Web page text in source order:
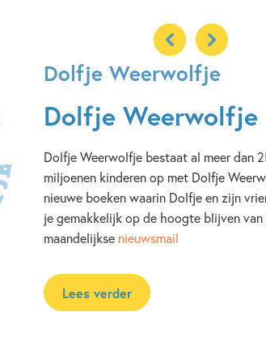
Dolfje Weerwolfje
Dolfje Weerwolfje
Dolfje Weerwolfje bestaat al meer dan
miljoenen kinderen op met Dolfje
nieuwe boeken waarin Dolfje en zijn
je gemakkelijk op de hoogte blijven
maandelijkse nieuwsmail
Lees verder